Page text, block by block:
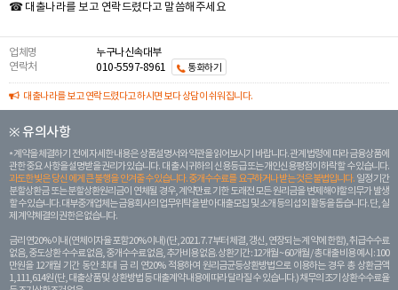
☎ 대출나라를 보고 연락드렸다고 말씀해주세요
업체명
누구나신속대부
연락처
010-5597-8961 통화하기
대출나라를 보고 연락드렸다고 하시면 보다 상담이 쉬워집니다.
※ 유의사항
계약을 체결하기 전에 자세한 내용은 상품설명서와 약관을 읽어보시기 바랍니다. 관계 법령에 따라 금융상품에
관한 중요 사항을 설명받을 권리가 있습니다. 대 출 시 귀하의 신용등급 또는 개인신용평점이 하락할 수 있습니다.
과도한 빚은 당신 에게 큰 불행을 안겨줄 수 있습니다. 중개수수료를 요구하거나 받는 것은 불법입니다. 일정 기간
분할상환금 또는 분할상환원리금이 연체될 경우, 계약만료 기한 도래전 모든 원리금을 변제해야할 의무가 발생
할 수 있습니다. 대부중개업체는 금융회사의 업무위탁을 받아 대출모집 및 소개 등의 섭외 활동을 돕습니다. 단, 실
제 계약체결의 권한은 없습니다.
금리 연20% 이내 (연체이자율 포함 20% 이내) (단, 2021. 7. 7부터 체결, 갱신, 연장되는 계 약에 한함), 취급수수료
없음, 중도상환 수수료 없음, 중개수수료 없음, 추가비용 없음. 상환기간 : 12개월 ~ 60개월 / 총 대출 비용 예시 : 100
만원을 12개월 기간 동안 최대 금 리 연20% 적용하여 원리금균등상환방법으로 이용하는 경우 총 상환금액
1,111,614원 (단, 대출상품 및 상환방법 등 대출계약 내용에 따라 달라질 수 있습니다.) 채무의 조기 상환수수료율